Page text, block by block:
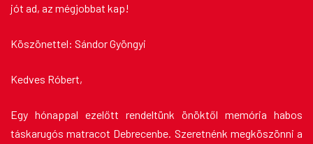
jót ad, az mégjobbat kap!
Köszönettel: Sándor Gyöngyi
Kedves Róbert,
Egy hónappal ezelőtt rendeltünk önöktől memória habos
táskarugós matracot Debrecenbe. Szeretnénk megköszönni a